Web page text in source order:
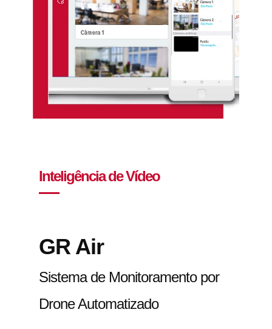
Inteligência de Vídeo
GR Air
Sistema de Monitoramento por
Drone Automatizado